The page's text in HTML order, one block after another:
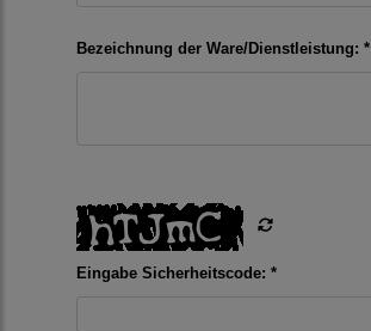
Bezeichnung der Ware/Dienstleistung: *
Eingabe Sicherheitscode: *